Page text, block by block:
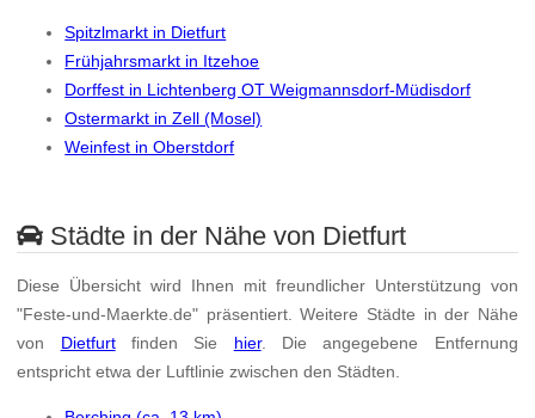
Spitzlmarkt in Dietfurt
Frühjahrsmarkt in Itzehoe
Dorffest in Lichtenberg OT Weigmannsdorf-Müdisdorf
Ostermarkt in Zell (Mosel)
Weinfest in Oberstdorf
Städte in der Nähe von Dietfurt
Diese Übersicht wird Ihnen mit freundlicher Unterstützung von
"Feste-und-Maerkte.de" präsentiert. Weitere Städte in der Nähe
von Dietfurtfinden Sie hier. Die angegebene Entfernung
entspricht etwa der Luftlinie zwischen den Städten.